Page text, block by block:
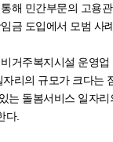
해 민간부문의 고용
금 도입에서 모범 사
거주복지시설 운영
리의 규모가 크다는
는 돌봄서비스 일자
다.